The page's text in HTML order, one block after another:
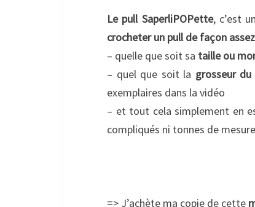
Le pull SaperliPOPette, c’est
crocheter un pull de façon
– quelle que soit sa taille ou
– quel que soit la grosseur
exemplaires dans la vidéo
– et tout cela simplement en
compliqués ni tonnes de
=> J’achète ma copie de cette